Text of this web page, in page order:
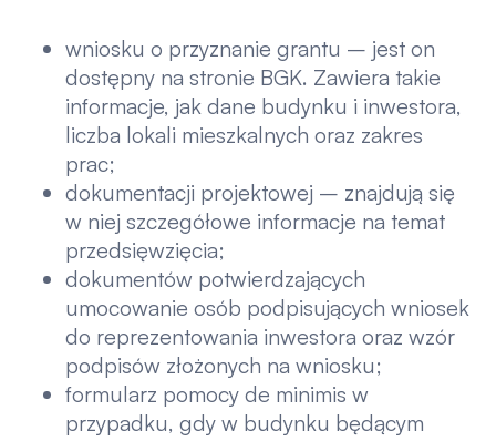
wniosku o przyznanie grantu – jest on
dostępny na stronie BGK. Zawiera takie
informacje, jak dane budynku i inwestora,
liczba lokali mieszkalnych oraz zakres
prac;
dokumentacji projektowej – znajdują się
w niej szczegółowe informacje na temat
przedsięwzięcia;
dokumentów potwierdzających
umocowanie osób podpisujących wniosek
do reprezentowania inwestora oraz wzór
podpisów złożonych na wniosku;
formularz pomocy de minimis w
przypadku, gdy w budynku będącym